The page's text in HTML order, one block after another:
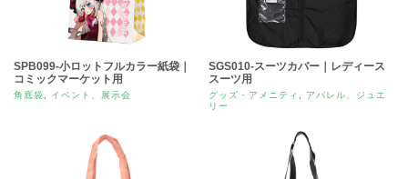
SPB099-小ロットフルカラー紙袋｜
コミックマーケット用
角底袋 イベント、展示会
SGS010-スーツカバー｜レディース
スーツ用
グッズ・アメニティ
アパレル、ジュエ
リー